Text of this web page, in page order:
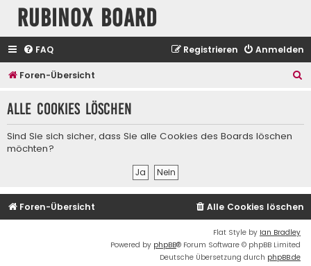
Rubinox Board
FAQ Anmelden
Registrieren
Foren-Übersicht
h
Alle Cookies löschen
Sind Sie sich sicher, dass Sie alle Cookies des Boards löschen
möchten?
Foren-Übersicht Alle Cookies löschen
Flat Style by Ian Bradley
Powered by phpBB® Forum Software © phpBB Limited
Deutsche Übersetzung durch phpBB.de